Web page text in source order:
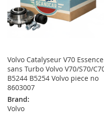
Volvo Catalyseur V70 Essence
sans Turbo Volvo V70/S70/
B5244 B5254 Volvo piece no
8603007
Brand:
Volvo